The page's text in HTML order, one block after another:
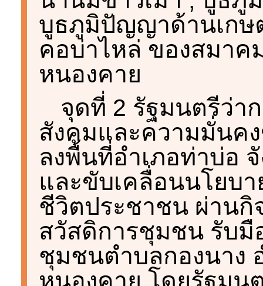
บูธภูมิปัญญาด้านเกษ
คอบ่าไหล่ ของสมา
หนองคาย
จุดที่ 2 รัฐมนตรีว่า
สังคมและความมั่นค
ลงพื้นที่อำเภอท่าบ่อ
และขับเคลื่อนนโยบ
ชีวิตประชาชน ผ่านกิ
สวัสดิการชุมชน รับ
ชุมชนตำบลกองนาง
หนองคาย โดยรัฐมน